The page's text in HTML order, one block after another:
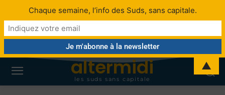
altermidi
les suds sans capitale
Chaque semaine, l’info des Suds, sans capitale.
▲